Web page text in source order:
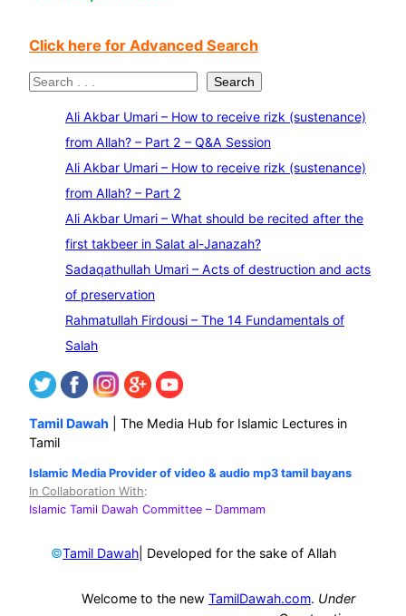
Click here for Advanced Search
S
Search
Ali Akbar Umari – How to receive rizk (sustenance)
from Allah? – Part 2 – Q&A Session
Ali Akbar Umari – How to receive rizk (sustenance)
from Allah? – Part 2
Ali Akbar Umari – What should be recited after the
first takbeer in Salat al-Janazah?
Sadaqathullah Umari – Acts of destruction and acts
of preservation
Rahmatullah Firdousi – The 14 Fundamentals of
Salah
Tamil Dawah | The Media Hub for Islamic Lectures in
Tamil
Islamic Media Provider of video & audio mp3 tamil bayans
In Collaboration With:
Islamic Tamil Dawah Committee – Dammam
©Tamil Dawah | Developed for the sake of Allah
Welcome to the new TamilDawah.com. Under